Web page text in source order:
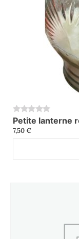
0
Petite lanterne
7,50€